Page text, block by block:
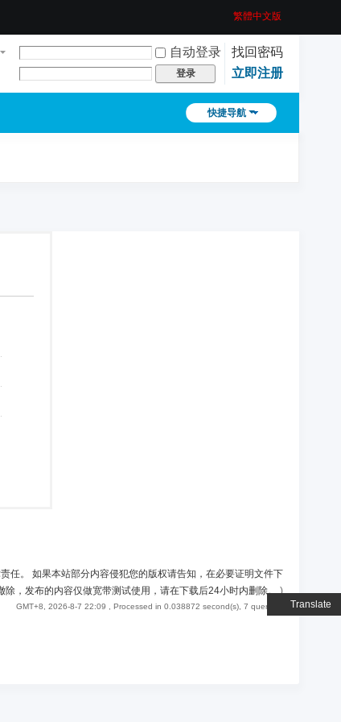
Translate
繁體中文版
自动登录
找回密码
登录 立即注册
快捷导航
任。 如果本站部分内容侵犯您的版权请告知，在必要证明文件下
除，发布的内容仅做宽带测试使用，请在下载后24小时内删除。)
GMT+8, 2026-8-7 22:09 , Processed in 0.038872 second(s), 7 queries .